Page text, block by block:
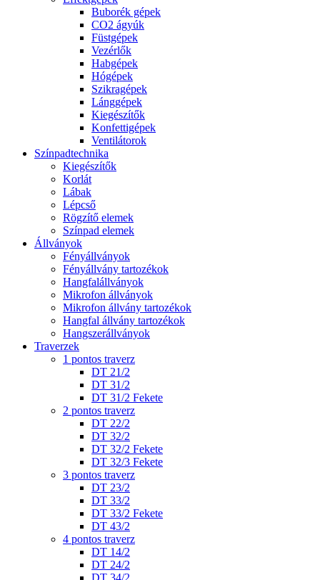
Buborék gépek
CO2 ágyúk
Füstgépek
Vezérlők
Habgépek
Hógépek
Szikragépek
Lánggépek
Kiegészítők
Konfettigépek
Ventilátorok
Színpadtechnika
Kiegészítők
Korlát
Lábak
Lépcső
Rögzítő elemek
Színpad elemek
Állványok
Fényállványok
Fényállvány tartozékok
Hangfalállványok
Mikrofon állványok
Mikrofon állvány tartozékok
Hangfal állvány tartozékok
Hangszerállványok
Traverzek
1 pontos traverz
DT 21/2
DT 31/2
DT 31/2 Fekete
2 pontos traverz
DT 22/2
DT 32/2
DT 32/2 Fekete
DT 32/3 Fekete
3 pontos traverz
DT 23/2
DT 33/2
DT 33/2 Fekete
DT 43/2
4 pontos traverz
DT 14/2
DT 24/2
DT 34/2